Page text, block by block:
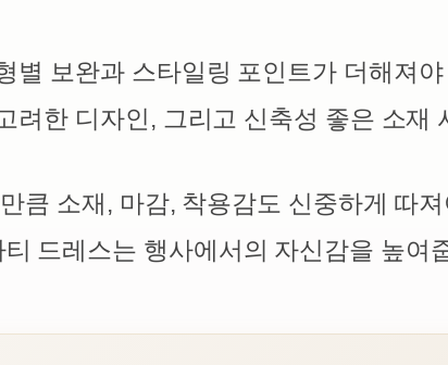
별 보완과 스타일링 포인트가 더해져
려한 디자인, 그리고 신축성 좋은 소재
큼 소재, 마감, 착용감도 신중하게 따
드레스는 행사에서의 자신감을 높여